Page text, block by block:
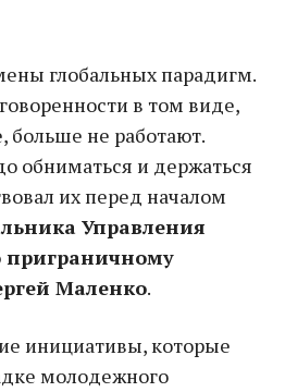
глобальных парадигм.
в том виде,
больше не работают.
обниматься и держаться
их перед началом
Управления
приграничному
Маленко.
инициативы, которые
молодежного